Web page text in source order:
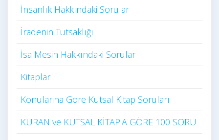
İnsanlık Hakkındaki Sorular
İradenin Tutsaklığı​
İsa Mesih Hakkındaki Sorular
Kitaplar
Konularina Gore Kutsal Kitap Soruları
KURAN ve KUTSAL KİTAP'A GÖRE 100 SORU